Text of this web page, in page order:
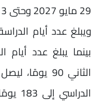
29 مايو 2027 وحتى 3 يونيو 2027.
بينما يبلغ عدد أيام
الثاني 90